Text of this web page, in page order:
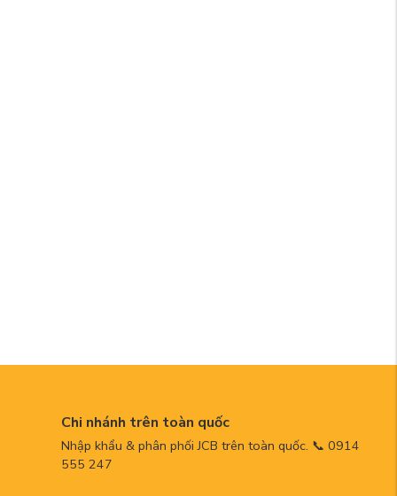
Chi nhánh trên toàn quốc
Nhập khẩu & phân phối JCB trên toàn quốc. 📞 0914
555 247